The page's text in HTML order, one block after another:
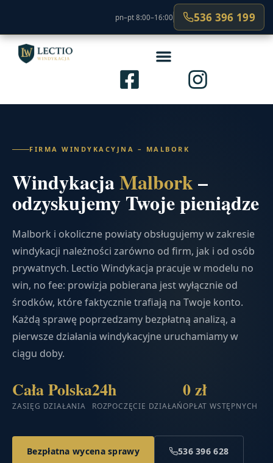
pn–pt 8:00–16:00 536 396 199
FIRMA WINDYKACYJNA – MALBORK
WindykacjaMalbork–
odzyskujemy Twoje pieniądze
Malbork i okoliczne powiaty obsługujemy w zakresie
windykacji należności zarówno od firm, jak i od osób
prywatnych. Lectio Windykacja pracuje w modelu no
win, no fee: prowizja pobierana jest wyłącznie od
środków, które faktycznie trafiają na Twoje konto.
Każdą sprawę poprzedzamy bezpłatną analizą, a
pierwsze działania windykacyjne uruchamiamy w
ciągu doby.
Cała Polska
ZASIĘG DZIAŁANIA
24h
ROZPOCZĘCIE DZIAŁAŃ
0 zł
OPŁAT WSTĘPNYCH
Bezpłatna wycena sprawy 536 396 628